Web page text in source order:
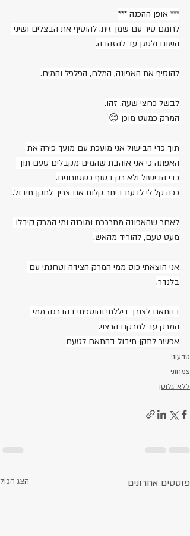
*** אופן ההכנה ***
לחמם סיר עם שמן זית. להוסיף את הבצלים ושיני
השום ולטגן עד להזהבה.
להוסיף את האפונה, המלח, הפלפל והמים.
לבשל כחצי שעה. זהו.
המרק כמעט מוכן 😊
תוך כדי הבישול אני מועכת עם מועך פירה את
האפונה כי אני אוהבת שהמים מקבלים טעם תוך
כדי הבישול ולא רק בסוף כשטוחנים.
ככה קל לי לדעת ביתר קלות אם צריך לתקן תיבול.
לאחר שהאפונה מתרככת ומוכנה ומי המרק קיבלו
מעט טעם, להוריד מהאש.
אני הוצאתי כוס ממי המרק הצידה וטחנתי עם
בלנדר.
בהתאם לצורך דיללתי והוספתי בהדרגה ממי
המרק עד למרקם הרצוי.
אפשר לתקן תיבול בהתאם לטעם
טבעוני
צמחוני
ללא גלוטן
פוסטים אחרונים הצג הכול